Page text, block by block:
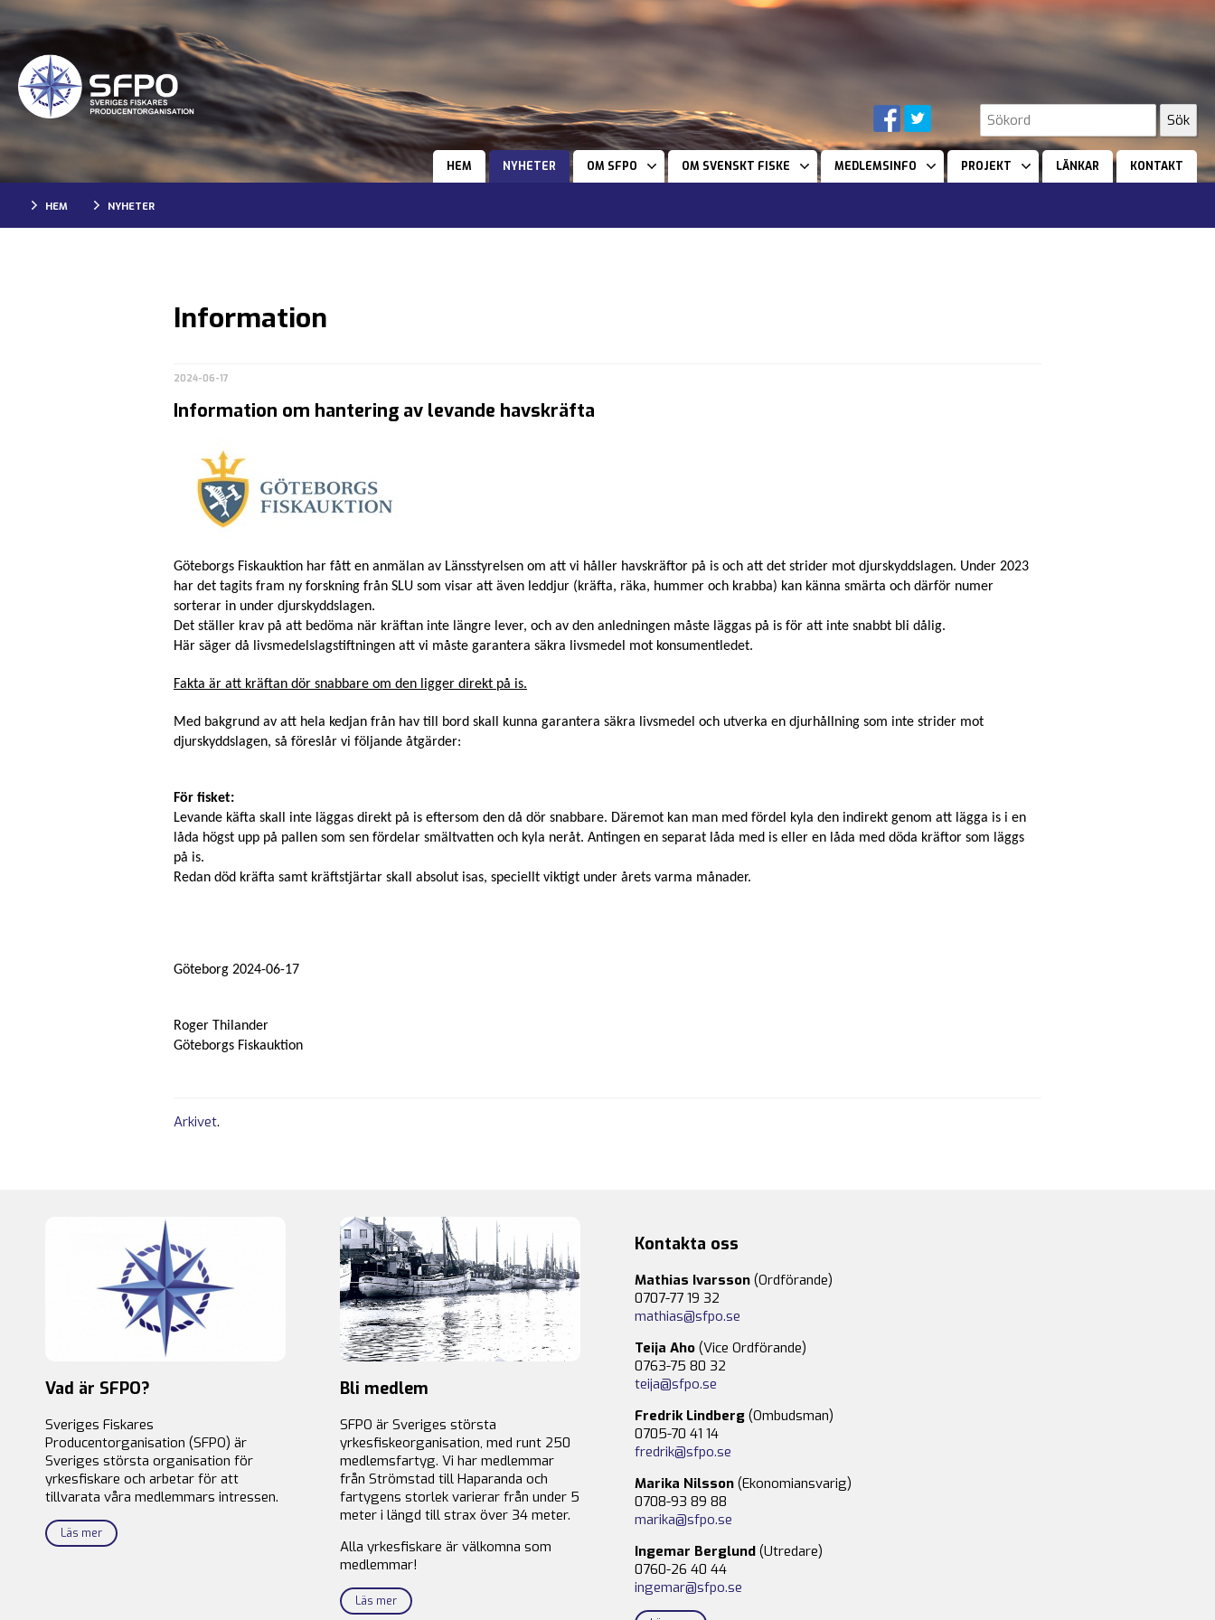
HEM NYHETER OM SFPO OM SVENSKT FISKE MEDLEMSINFO PROJEKT LÄNKAR KONTAKT
HEM NYHETER
Information
2024-06-17
Information om hantering av levande havskräfta
Göteborgs Fiskauktion har fått en anmälan av Länsstyrelsen om att vi håller havskräftor på is och att det strider mot djurskyddslagen. Under 2023
har det tagits fram ny forskning från SLU som visar att även leddjur (kräfta, räka, hummer och krabba) kan känna smärta och därför numer
sorterar in under djurskyddslagen.
Det ställer krav på att bedöma när kräftan inte längre lever, och av den anledningen måste läggas på is för att inte snabbt bli dålig.
Här säger då livsmedelslagstiftningen att vi måste garantera säkra livsmedel mot konsumentledet.
Fakta är att kräftan dör snabbare om den ligger direkt på is.
Med bakgrund av att hela kedjan från hav till bord skall kunna garantera säkra livsmedel och utverka en djurhållning som inte strider mot
djurskyddslagen, så föreslår vi följande åtgärder:
För fisket:
Levande käfta skall inte läggas direkt på is eftersom den då dör snabbare. Däremot kan man med fördel kyla den indirekt genom att lägga is i en
låda högst upp på pallen som sen fördelar smältvatten och kyla neråt. Antingen en separat låda med is eller en låda med döda kräftor som läggs
på is.
Redan död kräfta samt kräftstjärtar skall absolut isas, speciellt viktigt under årets varma månader.
Göteborg 2024-06-17
Roger Thilander
Göteborgs Fiskauktion
Arkivet.
Vad är SFPO?
Sveriges Fiskares
Producentorganisation (SFPO) är
Sveriges största organisation för
yrkesfiskare och arbetar för att
tillvarata våra medlemmars intressen.
Läs mer
Bli medlem
SFPO är Sveriges största
yrkesfiskeorganisation, med runt 250
medlemsfartyg. Vi har medlemmar
från Strömstad till Haparanda och
fartygens storlek varierar från under 5
meter i längd till strax över 34 meter.
Alla yrkesfiskare är välkomna som
medlemmar!
Läs mer
Kontakta oss
Mathias Ivarsson (Ordförande)
0707-77 19 32
mathias@sfpo.se
Teija Aho (Vice Ordförande)
0763-75 80 32
teija@sfpo.se
Fredrik Lindberg (Ombudsman)
0705-70 41 14
fredrik@sfpo.se
Marika Nilsson (Ekonomiansvarig)
0708-93 89 88
marika@sfpo.se
Ingemar Berglund (Utredare)
0760-26 40 44
ingemar@sfpo.se